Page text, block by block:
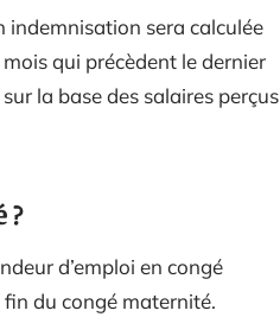
indemnisation sera calculée
qui précèdent le dernier
la base des salaires perçus
?
d’emploi en congé
du congé maternité.